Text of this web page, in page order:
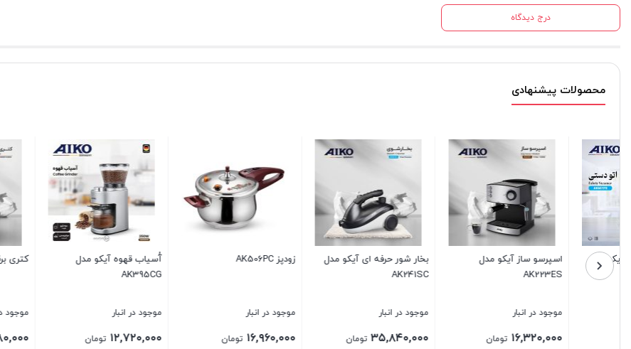
درج دیدگاه
محصولات پیشنهادی
اسپرسو ساز آیکو مدل
AK223ES
تومان
بخار شور حرفه ای آیکو مدل
۳۵,۸۴۰,۰۰۰ تومان
زودپز AK506PC
۱۶,۹۶۰,۰۰۰ تومان
آُسیاب قهوه آیکو مدل
تومان
کتری برقی آیکو مدل AK421EK
تومان